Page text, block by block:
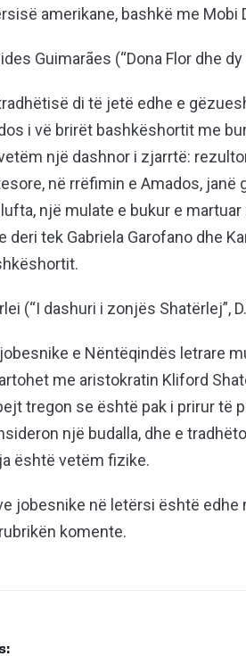
amerikane, bashkë me Mobi
Guimarães (“Dona Flor dhe
di të jetë edhe e
i vë brirët bashkëshortit me
një dashnor i zjarrtë:
në rrëfimin e Amados,
lufta, një mulate e bukur e
deri tek Gabriela Garofano dhe
(“I dashuri i zonjës Shatërlej”,
e Nëntëqindës letrare
me aristokratin Kliford
tregon se është pak i prirur të
një budalla, dhe e
është vetëm fizike.
jobesnike në letërsi është
komente.